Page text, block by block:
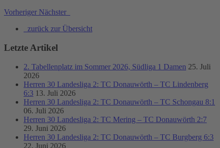
Vorheriger Nächster
zurück zur Übersicht
Letzte Artikel
2. Tabellenplatz im Sommer 2026, Südliga 1 Damen 25. Juli
2026
Herren 30 Landesliga 2: TC Donauwörth – TC Lindenberg
6:3 13. Juli 2026
Herren 30 Landesliga 2: TC Donauwörth – TC Schongau 8:1
06. Juli 2026
Herren 30 Landesliga 2: TC Mering – TC Donauwörth 2:7
29. Juni 2026
Herren 30 Landesliga 2: TC Donauwörth – TC Burgberg 6:3
22. Juni 2026